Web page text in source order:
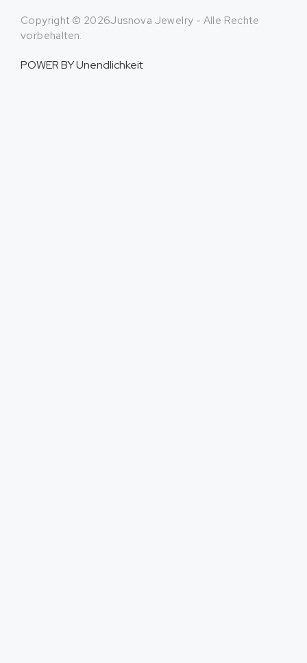
Copyright © 2026Jusnova Jewelry - Alle Rechte
vorbehalten.
POWER BYUnendlichkeit